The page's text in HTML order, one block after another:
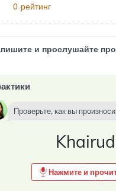
0 рейтинг
и прослушайте
Проверьте, как вы
Нажмите и